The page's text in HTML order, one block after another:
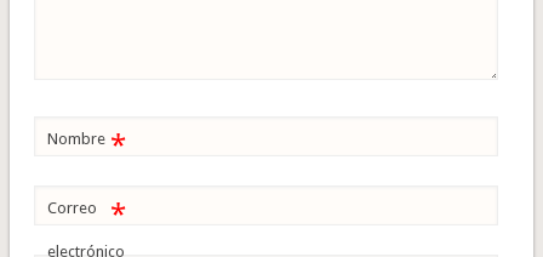
Nombre *
Correo
electrónico
*